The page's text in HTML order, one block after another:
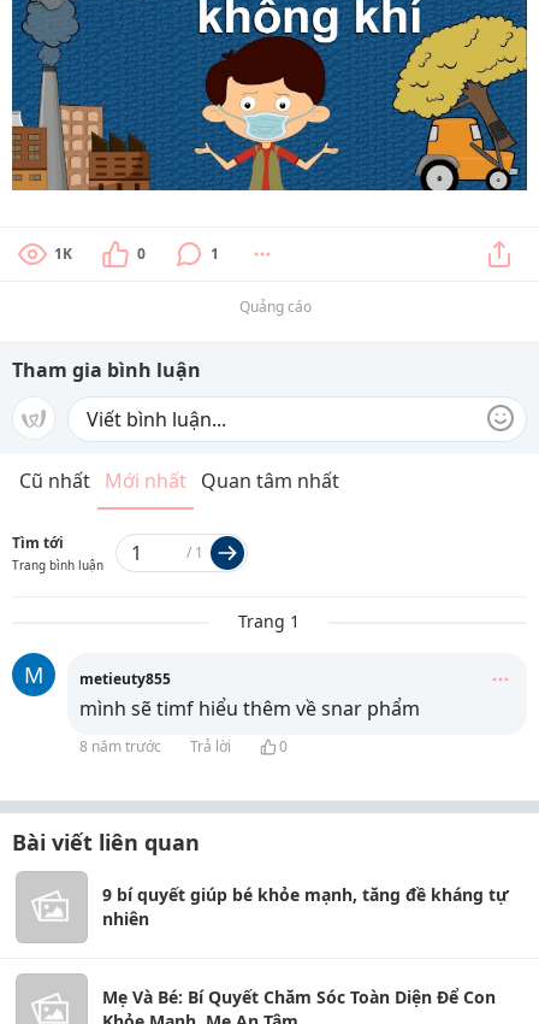
1K 0 1
Quảng cáo
Tham gia bình luận
Cũ nhất Mới nhất Quan tâm nhất
Tìm tới
Trang bình luận
/ 1
Trang 1
M metieuty855
mình sẽ timf hiểu thêm về snar phẩm
8 năm trước Trả lời 0
Bài viết liên quan
9 bí quyết giúp bé khỏe mạnh, tăng đề kháng tự
nhiên
Mẹ Và Bé: Bí Quyết Chăm Sóc Toàn Diện Để Con